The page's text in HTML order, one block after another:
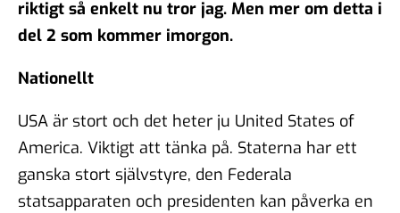
riktigt så enkelt nu tror jag. Men mer om detta i
del 2 som kommer imorgon.
Nationellt
USA är stort och det heter ju United States of
America. Viktigt att tänka på. Staterna har ett
ganska stort självstyre, den Federala
statsapparaten och presidenten kan påverka en